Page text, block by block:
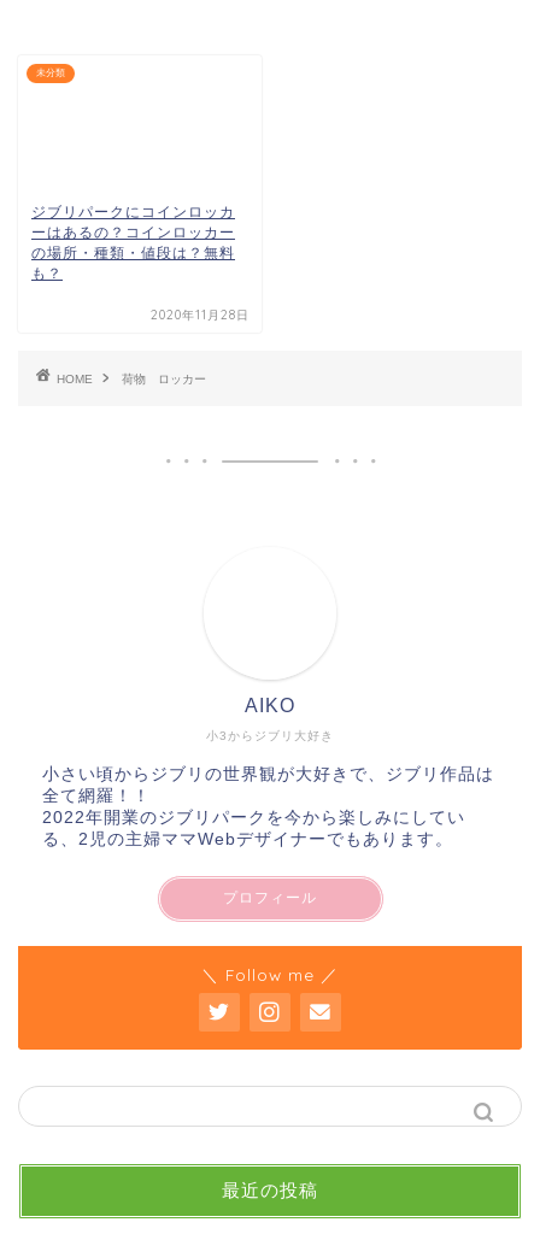
未分類
ジブリパークにコインロッカ
ーはあるの？コインロッカー
の場所・種類・値段は？無料
も？
2020年11月28日
HOME 荷物 ロッカー
小3からジブリ大好き
AIKO
小さい頃からジブリの世界観が大好きで、ジブリ作品は
全て網羅！！
2022年開業のジブリパークを今から楽しみにしてい
る、2児の主婦ママWebデザイナーでもあります。
プロフィール
＼ Follow me ／
最近の投稿